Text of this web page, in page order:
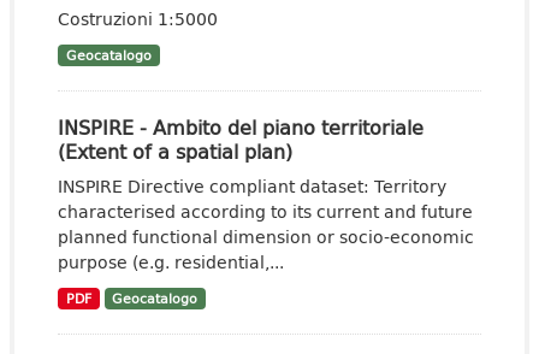
Costruzioni 1:5000
Geocatalogo
INSPIRE - Ambito del piano territoriale
(Extent of a spatial plan)
INSPIRE Directive compliant dataset: Territory
characterised according to its current and future
planned functional dimension or socio-economic
purpose (e.g. residential,...
PDF Geocatalogo